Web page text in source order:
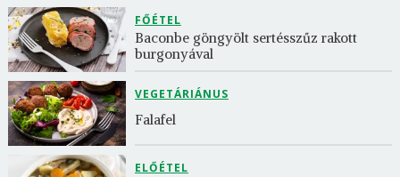
FŐÉTEL
Baconbe göngyölt sertésszűz rakott
burgonyával
VEGETÁRIÁNUS
Falafel
ELŐÉTEL